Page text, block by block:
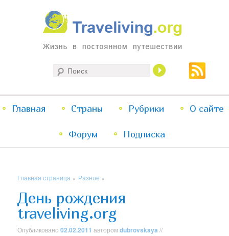
Traveliving
Жизнь в постоянном путешествии
меню
Перейти
к
Перейти
к
Главная Страны Рубрики О сайте
Форум Подписка
Главная страница » Разное »
День рождения
traveliving.org
Опубликовано02.02.2011 авторомdubrovskaya //